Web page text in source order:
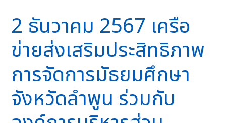
2 ธันวาคม 2567 เครือ
ข่ายส่งเสริมประสิทธิภาพ
การจัดการมัธยมศึกษา
จังหวัดลำพูน ร่วมกับ